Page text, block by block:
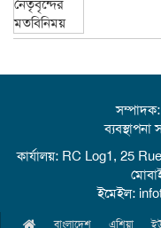
কার্যালয়: RC Log1, 25
ইমেইল:
বাংলাদেশ এশিয়া